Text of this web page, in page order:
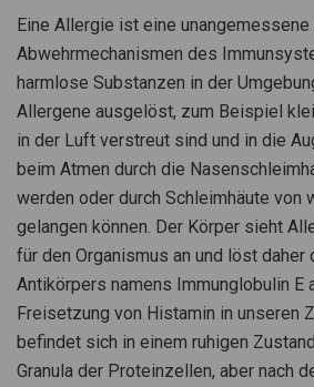
Eine Allergie ist eine
Abwehrmechanismen des
harmlose Substanzen in der
Allergene ausgelöst, zum Beispiel
in der Luft verstreut sind und in die
beim Atmen durch die
werden oder durch Schleimhäute von
gelangen können. Der Körper sieht
für den Organismus an und löst
Antikörpers namens Immunglobulin E
Freisetzung von Histamin in unseren
befindet sich in einem ruhigen
Granula der Proteinzellen, aber nach